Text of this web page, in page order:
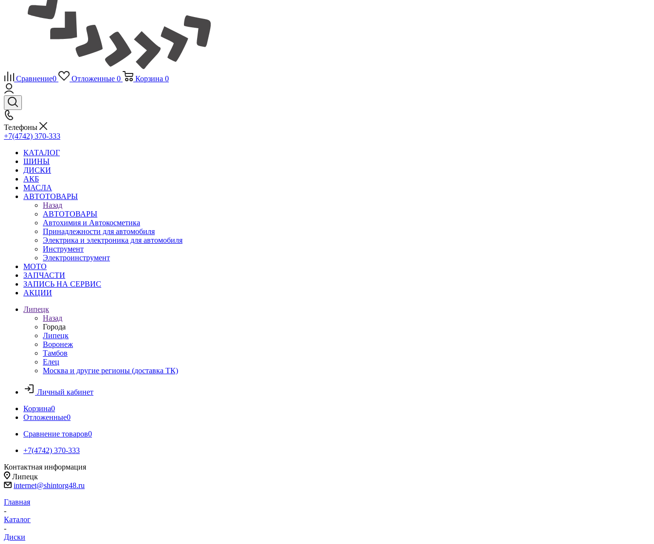
Сравнение0 Отложенные 0 Корзина 0
Телефоны
+7(4742) 370-333
КАТАЛОГ
ШИНЫ
ДИСКИ
АКБ
МАСЛА
АВТОТОВАРЫ
Назад
АВТОТОВАРЫ
Автохимия и Автокосметика
Принадлежности для автомобиля
Электрика и электроника для автомобиля
Инструмент
Электроинструмент
МОТО
ЗАПЧАСТИ
ЗАПИСЬ НА СЕРВИС
АКЦИИ
Липецк
Назад
Города
Липецк
Воронеж
Тамбов
Елец
Москва и другие регионы (доставка ТК)
Личный кабинет
Корзина0
Отложенные0
Сравнение товаров0
+7(4742) 370-333
Контактная информация
Липецк
internet@shintorg48.ru
Главная
-
Каталог
-
Диски